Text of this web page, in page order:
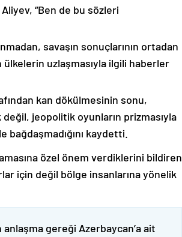
Aliyev, “Ben de bu sözleri
savaşın sonuçlarının ortadan
ülkelerin uzlaşmasıyla ilgili haberler
kan dökülmesinin sonu,
jeopolitik oyunların prizmasıyla
bağdaşmadığını kaydetti.
özel önem verdiklerini bildiren
için değil bölge insanlarına yönelik
anlaşma gereği Azerbaycan’a ait